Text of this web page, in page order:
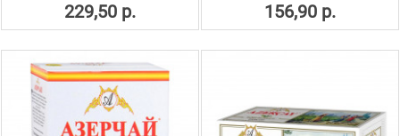
229,50 р. 156,90 р.